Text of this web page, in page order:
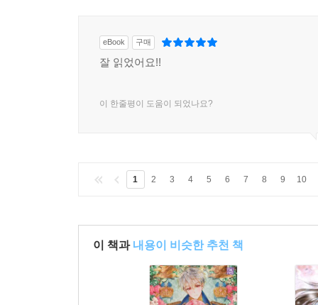
eBook 구매
잘 읽었어요!!
이 한줄평이 도움이 되었나요?
1 2 3 4 5 6 7 8 9 10
이 책과 내용이 비슷한 추천 책